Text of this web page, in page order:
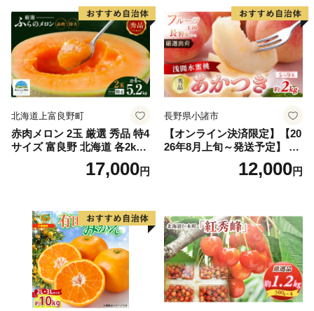
北海道上富良野町
赤肉メロン 2玉 厳選 秀品 特4
サイズ 富良野 北海道 各2kg
～2.6kg 2玉 セット ファーム
富良野 メロン めろん 果物 く
17,000円
長野県小諸市
【オンライン決済限定】【20
26年8月上旬～発送予定】 先
行予約 「浅間水蜜桃プレミ
アム」 もも あかつき 秀品 約
果肉 長野県産 小諸市
12,000円